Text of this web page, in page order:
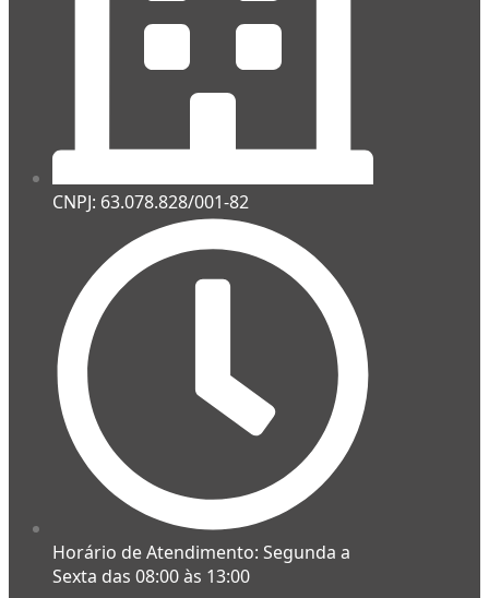
CNPJ: 63.078.828/001-82
Horário de Atendimento: Segunda a
Sexta das 08:00 às 13:00